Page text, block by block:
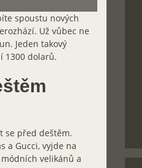
spoustu nových
Už vůbec ne
Jeden takový
1300 dolarů.
se před deštěm.
a Gucci, vyjde na
velikánů a